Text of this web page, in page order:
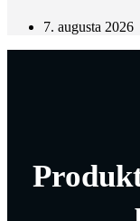
7. augusta 2026